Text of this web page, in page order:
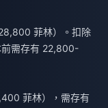
菲林）。扣除
需存有 22,800-
菲林），需存有